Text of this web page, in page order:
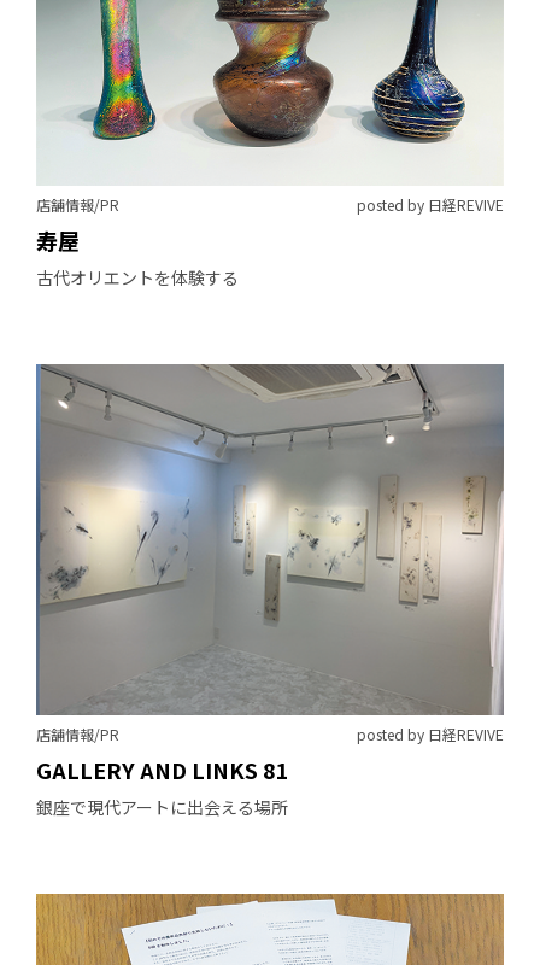
店舗情報/PR posted by 日経REVIVE
寿屋
古代オリエントを体験する
店舗情報/PR posted by 日経REVIVE
GALLERY AND LINKS 81
銀座で現代アートに出会える場所